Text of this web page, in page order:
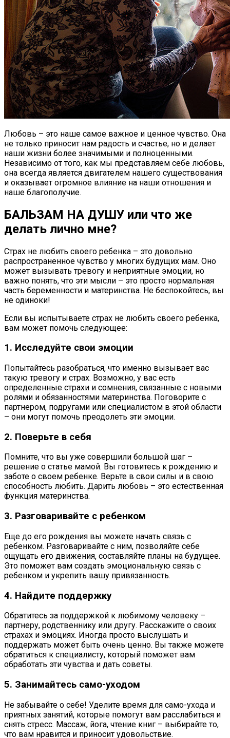
Любовь – это наше самое важное и ценное чувство. Она
не только приносит нам радость и счастье, но и делает
наши жизни более значимыми и полноценными.
Независимо от того, как мы представляем себе любовь,
она всегда является двигателем нашего существования
и оказывает огромное влияние на наши отношения и
наше благополучие.
БАЛЬЗАМ НА ДУШУ или что же
делать лично мне?
Страх не любить своего ребенка – это довольно
распространенное чувство у многих будущих мам. Оно
может вызывать тревогу и неприятные эмоции, но
важно понять, что эти мысли – это просто нормальная
часть беременности и материнства. Не беспокойтесь, вы
не одиноки!
Если вы испытываете страх не любить своего ребенка,
вам может помочь следующее:
1. Исследуйте свои эмоции
Попытайтесь разобраться, что именно вызывает вас
такую тревогу и страх. Возможно, у вас есть
определенные страхи и сомнения, связанные с новыми
ролями и обязанностями материнства. Поговорите с
партнером, подругами или специалистом в этой области
– они могут помочь преодолеть эти эмоции.
2. Поверьте в себя
Помните, что вы уже совершили большой шаг –
решение о статье мамой. Вы готовитесь к рождению и
заботе о своем ребенке. Верьте в свои силы и в свою
способность любить. Дарить любовь – это естественная
функция материнства.
3. Разговаривайте с ребенком
Еще до его рождения вы можете начать связь с
ребенком. Разговаривайте с ним, позволяйте себе
ощущать его движения, составляйте планы на будущее.
Это поможет вам создать эмоциональную связь с
ребенком и укрепить вашу привязанность.
4. Найдите поддержку
Обратитесь за поддержкой к любимому человеку –
партнеру, родственнику или другу. Расскажите о своих
страхах и эмоциях. Иногда просто выслушать и
поддержать может быть очень ценно. Вы также можете
обратиться к специалисту, который поможет вам
обработать эти чувства и дать советы.
5. Занимайтесь само-уходом
Не забывайте о себе! Уделите время для само-ухода и
приятных занятий, которые помогут вам расслабиться и
снять стресс. Массаж, йога, чтение книг – выбирайте то,
что вам нравится и приносит удовольствие.